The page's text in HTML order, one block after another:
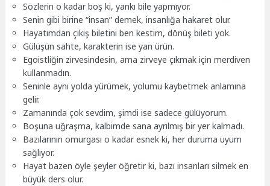
Sözlerin o kadar boş ki, yankı bile yapmıyor.
Senin gibi birine “insan” demek, insanlığa hakaret olur.
Hayatımdan çıkış biletini ben kestim, dönüş bileti yok.
Gülüşün sahte, karakterin ise yan ürün.
Egoistliğin zirvesindesin, ama zirveye çıkmak için merdiven
kullanmadın.
Seninle aynı yolda yürümek, yolumu kaybetmek anlamına
gelir.
Zamanında çok sevdim, şimdi ise sadece gülüyorum.
Boşuna uğraşma, kalbimde sana ayrılmış bir yer kalmadı.
Bazılarının omurgası o kadar esnek ki, her duruma uyum
sağlıyor.
Hayat bazen öyle şeyler öğretir ki, bazı insanları silmek en
büyük ders olur.